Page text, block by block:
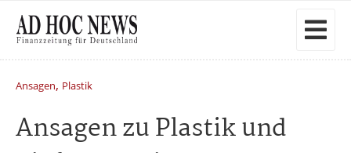
Ansagen, Plastik
Ansagen zu Plastik und